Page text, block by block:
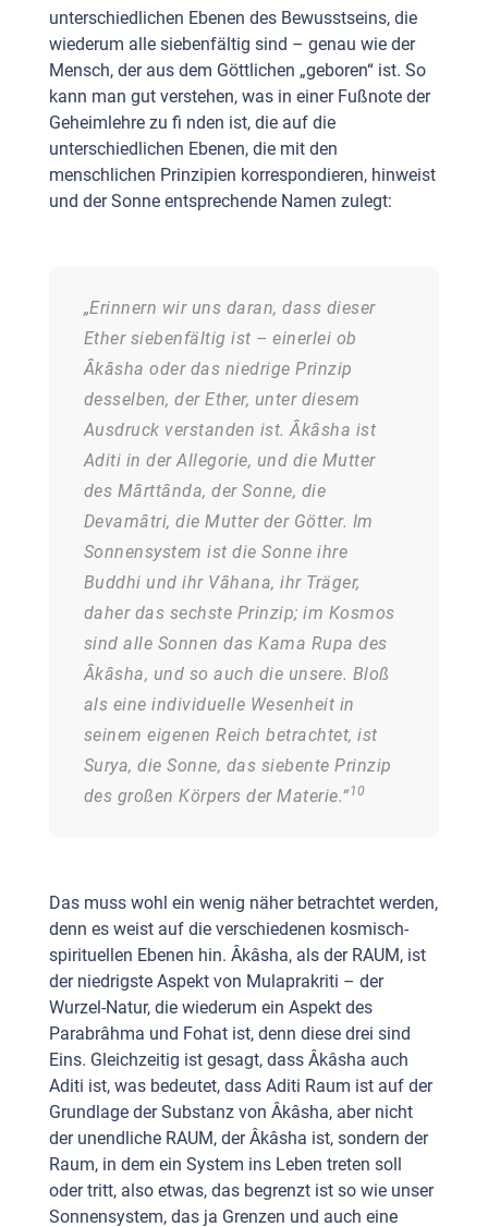
unterschiedlichen Ebenen des Bewusstseins, die
wiederum alle siebenfältig sind – genau wie der
Mensch, der aus dem Göttlichen „geboren“ ist. So
kann man gut verstehen, was in einer Fußnote der
Geheimlehre zu fi nden ist, die auf die
unterschiedlichen Ebenen, die mit den
menschlichen Prinzipien korrespondieren, hinweist
und der Sonne entsprechende Namen zulegt:
„Erinnern wir uns daran, dass dieser
Ether siebenfältig ist – einerlei ob
Âkâsha oder das niedrige Prinzip
desselben, der Ether, unter diesem
Ausdruck verstanden ist. Âkâsha ist
Aditi in der Allegorie, und die Mutter
des Mârttânda, der Sonne, die
Devamâtri, die Mutter der Götter. Im
Sonnensystem ist die Sonne ihre
Buddhi und ihr Vâhana, ihr Träger,
daher das sechste Prinzip; im Kosmos
sind alle Sonnen das Kama Rupa des
Âkâsha, und so auch die unsere. Bloß
als eine individuelle Wesenheit in
seinem eigenen Reich betrachtet, ist
Surya, die Sonne, das siebente Prinzip
des großen Körpers der Materie.“10
Das muss wohl ein wenig näher betrachtet werden,
denn es weist auf die verschiedenen kosmisch-
spirituellen Ebenen hin. Âkâsha, als der RAUM, ist
der niedrigste Aspekt von Mulaprakriti – der
Wurzel-Natur, die wiederum ein Aspekt des
Parabrâhma und Fohat ist, denn diese drei sind
Eins. Gleichzeitig ist gesagt, dass Âkâsha auch
Aditi ist, was bedeutet, dass Aditi Raum ist auf der
Grundlage der Substanz von Âkâsha, aber nicht
der unendliche RAUM, der Âkâsha ist, sondern der
Raum, in dem ein System ins Leben treten soll
oder tritt, also etwas, das begrenzt ist so wie unser
Sonnensystem, das ja Grenzen und auch eine